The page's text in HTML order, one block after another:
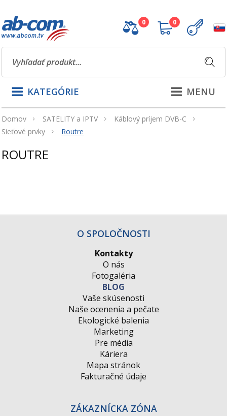
0 0
MENU
KATEGÓRIE
Domov SATELITY a IPTV
Káblový príjem DVB-C
Sieťové prvky
Routre
ROUTRE
O SPOLOČNOSTI
Kontakty
O nás
Fotogaléria
BLOG
Vaše skúsenosti
Naše ocenenia a pečate
Ekologické balenia
Marketing
Pre média
Káriera
Mapa stránok
Fakturačné údaje
ZÁKAZNÍCKA ZÓNA